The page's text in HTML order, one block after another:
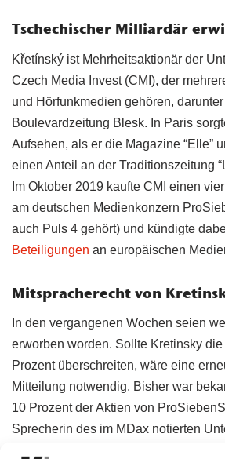
Tschechischer Milliardär
Křetínský ist Mehrheitsaktionär der
Czech Media Invest (CMI), der
und Hörfunkmedien gehören,
Boulevardzeitung Blesk. In Paris
Aufsehen, als er die Magazine “Elle”
einen Anteil an der Traditionszeitung
Im Oktober 2019 kaufte CMI einen
am deutschen Medienkonzern
auch Puls 4 gehört) und kündigte
Beteiligungen an europäischen
Mitspracherecht von
In den vergangenen Wochen seien
erworben worden. Sollte Kretinsky
Prozent überschreiten, wäre eine
Mitteilung notwendig. Bisher war
10 Prozent der Aktien von
Sprecherin des im MDax notierten